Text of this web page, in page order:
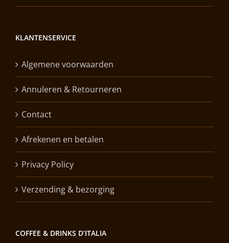
KLANTENSERVICE
Algemene voorwaarden
Annuleren & Retourneren
Contact
Afrekenen en betalen
Privacy Policy
Verzending & bezorging
COFFEE & DRINKS D’ITALIA